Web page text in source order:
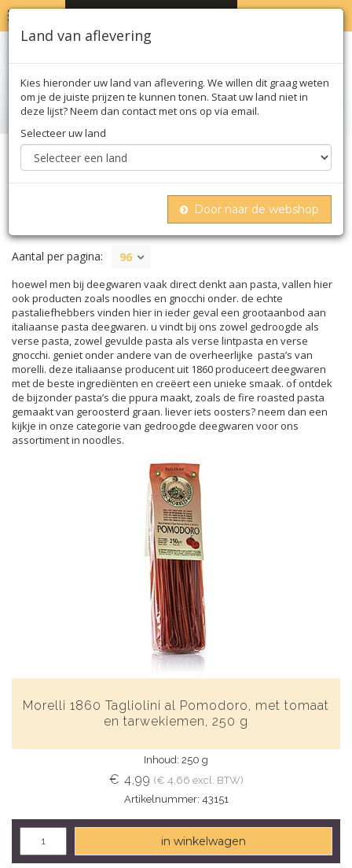
Home Deegwaren
Aantal per pagina: 96
hoewel men bij deegwaren vaak direct denkt aan pasta, vallen hier
ook producten zoals noodles en gnocchi onder. de echte
pastaliefhebbers vinden hier in ieder geval een grootaanbod aan
italiaanse pasta deegwaren. u vindt bij ons zowel gedroogde als
verse pasta, zowel gevulde pasta als verse lintpasta en verse
gnocchi. geniet onder andere van de overheerlijke pasta’s van
morelli. deze italiaanse producent uit 1860 produceert deegwaren
met de beste ingrediënten en creëert een unieke smaak. of ontdek
de bijzonder pasta’s die ppura maakt, zoals de fire roasted pasta
gemaakt van geroosterd graan. liever iets oosters? neem dan een
kijkje in onze categorie van gedroogde deegwaren voor ons
assortiment in noodles.
Morelli 1860 Tagliolini al Pomodoro, met tomaat
en tarwekiemen, 250 g
Inhoud: 250 g
€ 4,99 (€ 4,66 excl. BTW)
Artikelnummer: 43151
in winkelwagen
Land van aflevering
Kies hieronder uw land van aflevering. We willen dit graag weten
om je de juiste prijzen te kunnen tonen. Staat uw land niet in
deze lijst? Neem dan contact met ons op via email.
Selecteer uw land
Door naar de webshop